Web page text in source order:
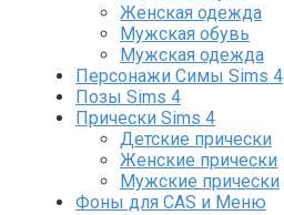
Женская одежда
Мужская обувь
Мужская одежда
Персонажи Симы Sims 4
Позы Sims 4
Прически Sims 4
Детские прически
Женские прически
Мужские прически
Фоны для CAS и Меню